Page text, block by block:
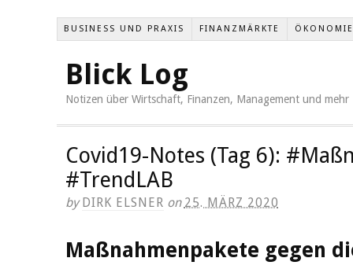
BUSINESS UND PRAXIS FINANZMÄRKTE
Blick Log
Notizen über Wirtschaft, Finanzen, Management und mehr
Covid19-Notes (Tag 6):
#TrendLAB
byDIRK ELSNER on 25. MÄRZ 2020
Maßnahmenpakete gegen